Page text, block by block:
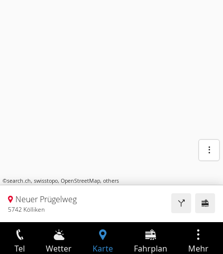
©search.ch, swisstopo, OpenStreetMap, others
Neuer Prügelweg
5742 Kölliken
Tel Wetter Karte Fahrplan Mehr